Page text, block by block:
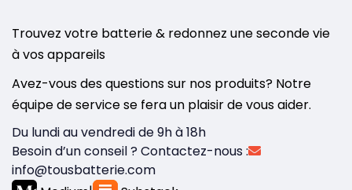
Trouvez votre batterie & redonnez une seconde vie
à vos appareils
Avez-vous des questions sur nos produits? Notre
équipe de service se fera un plaisir de vous aider.
Du lundi au vendredi de 9h à 18h
Besoin d’un conseil ? Contactez-nous :
info@tousbatterie.com